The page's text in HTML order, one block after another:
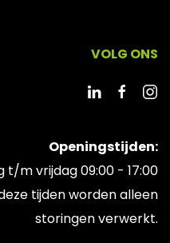
VOLG ONS
Openingstijden:
t/m vrijdag 09:00 - 17:00
tijden worden alleen
storingen verwerkt.